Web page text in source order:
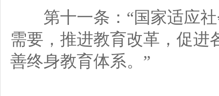
第十一条：“国家适应社
需要，推进教育改革，促进
善终身教育体系。”